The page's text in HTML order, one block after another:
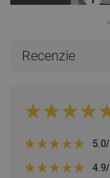
Recenzie
5.0
4.9